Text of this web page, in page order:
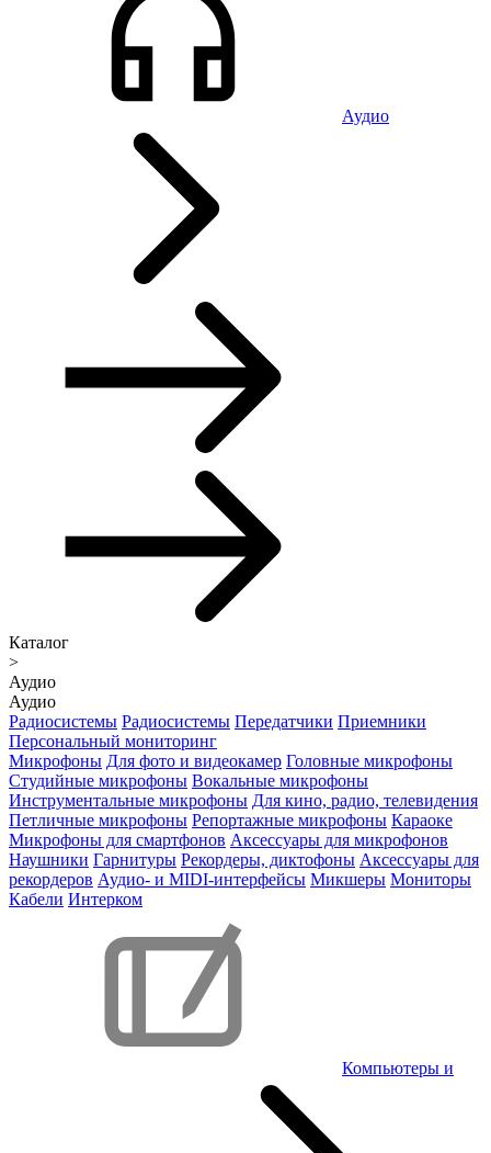
Аудио
Каталог
>
Аудио
Аудио
Радиосистемы Радиосистемы Передатчики Приемники
Персональный мониторинг
Микрофоны Для фото и видеокамер Головные микрофоны
Студийные микрофоны Вокальные микрофоны
Инструментальные микрофоны Для кино, радио, телевидения
Петличные микрофоны Репортажные микрофоны Караоке
Микрофоны для смартфонов Аксессуары для микрофонов
Наушники Гарнитуры Рекордеры, диктофоны Аксессуары для
рекордеров Аудио- и MIDI-интерфейсы Микшеры Мониторы
Кабели Интерком
Компьютеры и